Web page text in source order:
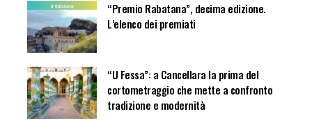
“Premio Rabatana”, decima edizione.
L’elenco dei premiati
“U Fessa”: a Cancellara la prima del
cortometraggio che mette a confronto
tradizione e modernità